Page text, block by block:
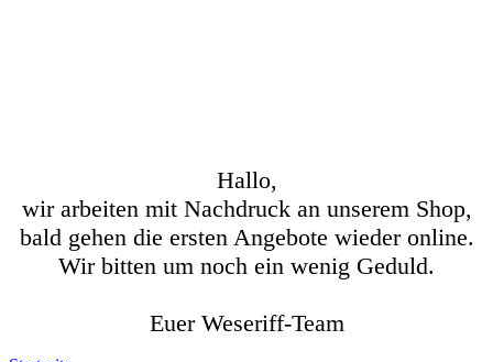
Hallo,
wir arbeiten mit Nachdruck an unserem Shop,
bald gehen die ersten Angebote wieder online.
Wir bitten um noch ein wenig Geduld.
Euer Weseriff-Team